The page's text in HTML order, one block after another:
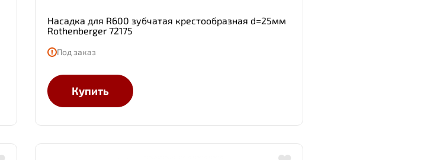
Насадка для R600 зубчатая крестообразная d=25мм
Rothenberger 72175
Под заказ
Купить